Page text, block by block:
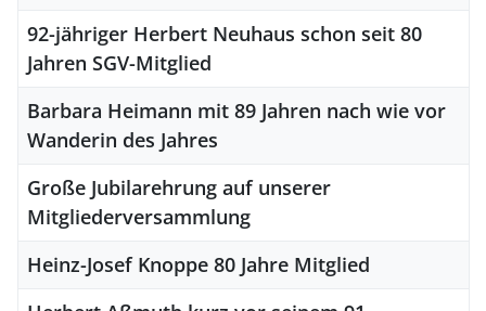
92-jähriger Herbert Neuhaus schon seit 80
Jahren SGV-Mitglied
Barbara Heimann mit 89 Jahren nach wie vor
Wanderin des Jahres
Große Jubilarehrung auf unserer
Mitgliederversammlung
Heinz-Josef Knoppe 80 Jahre Mitglied